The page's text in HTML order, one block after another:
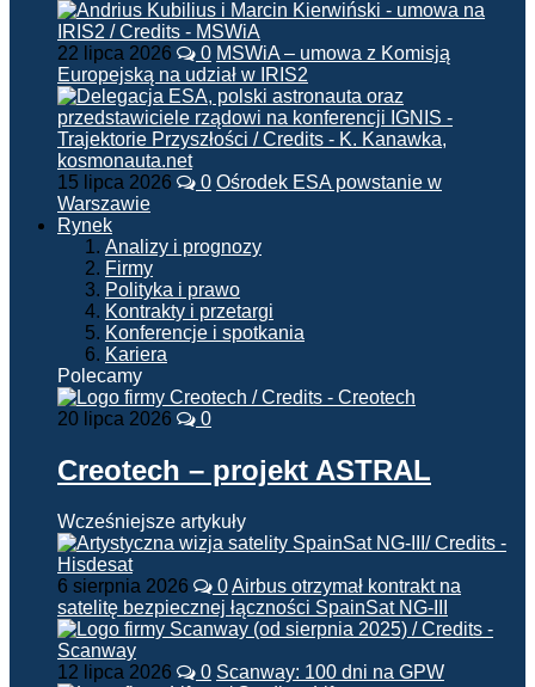
22 lipca 2026 0 MSWiA – umowa z Komisją
Europejską na udział w IRIS2
15 lipca 2026 0 Ośrodek ESA powstanie w
Warszawie
Rynek
Analizy i prognozy
Firmy
Polityka i prawo
Kontrakty i przetargi
Konferencje i spotkania
Kariera
Polecamy
20 lipca 2026 0
Creotech – projekt ASTRAL
Wcześniejsze artykuły
6 sierpnia 2026 0Airbus otrzymał kontrakt na
satelitę bezpiecznej łączności SpainSat NG-III
12 lipca 2026 0 Scanway: 100 dni na GPW